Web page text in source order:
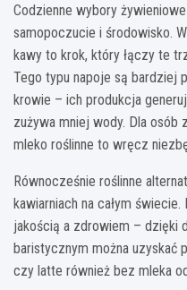
Codzienne wybory
samopoczucie i środowisko.
kawy to krok, który łączy te
Tego typu napoje są bardziej
krowie – ich produkcja
zużywa mniej wody. Dla osób
mleko roślinne to wręcz
Równocześnie roślinne
kawiarniach na całym
jakością a zdrowiem – dzięki
baristycznym można uzyskać
czy latte również bez mleka